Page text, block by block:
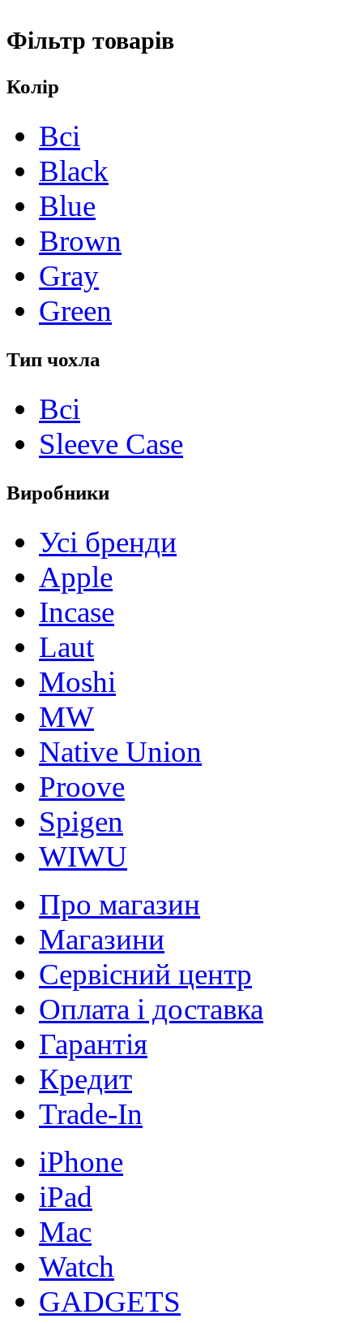
Фільтр товарів
Колір
Всі
Black
Blue
Brown
Gray
Green
Тип чохла
Всі
Sleeve Case
Виробники
Усі бренди
Apple
Incase
Laut
Moshi
MW
Native Union
Proove
Spigen
WIWU
Про магазин
Магазини
Сервісний центр
Оплата і доставка
Гарантія
Кредит
Trade-In
iPhone
iPad
Mac
Watch
GADGETS